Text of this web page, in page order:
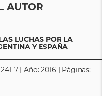
AUTOR
LUCHAS POR LA
Y ESPAÑA
7 | Año: 2016 | Páginas: